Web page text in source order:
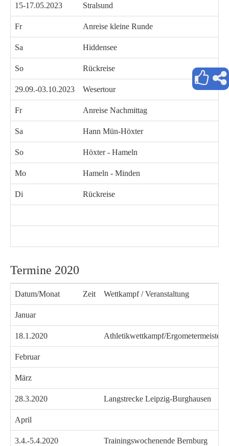
15-17.05.2023 Stralsund
Fr Anreise kleine Runde
Sa Hiddensee
So Rückreise
29.09.-03.10.2023 Wesertour
Fr Anreise Nachmittag
Sa Hann Mün-Höxter
So Höxter - Hameln
Mo Hameln - Minden
Di Rückreise
Termine 2020
Datum/Monat Zeit Wettkampf / Veranstaltung
Januar
18.1.2020 Athletikwettkampf/
Februar
März
28.3.2020 Langstrecke Leipzig-Burghausen
April
3.4.-5.4.2020 Trainingswochenende Bernburg